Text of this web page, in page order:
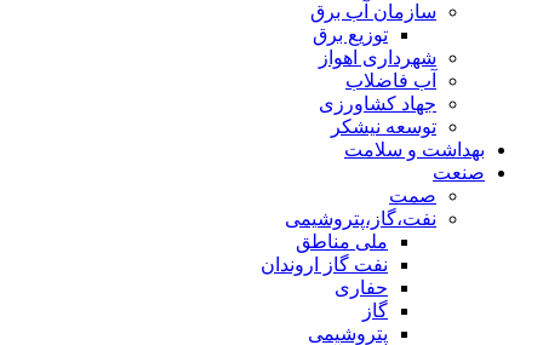
سازمان آب برق
توزیع برق
شهرداری اهواز
آب فاضلاب
جهاد کشاورزی
توسعه نیشکر
بهداشت و سلامت
صنعت
صمت
نفت،گاز،پتروشیمی
ملی مناطق
نفت گاز اروندان
حفاری
گاز
پتروشیمی